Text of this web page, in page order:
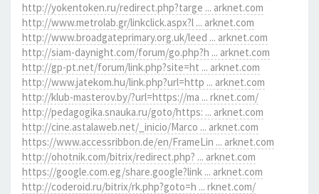
http://yokentoken.ru/redirect.php?targe ... arknet.com
http://www.metrolab.gr/linkclick.aspx?l ... arknet.com
http://www.broadgateprimary.org.uk/leed ... arknet.com
http://siam-daynight.com/forum/go.php?h ... arknet.com
http://gp-pt.net/forum/link.php?site=ht ... arknet.com
http://www.jatekom.hu/link.php?url=http ... arknet.com
http://klub-masterov.by/?url=https://ma ... rknet.com/
http://pedagogika.snauka.ru/goto/https: ... arknet.com
http://cine.astalaweb.net/_inicio/Marco ... arknet.com
https://www.accessribbon.de/en/FrameLin ... arknet.com
http://ohotnik.com/bitrix/redirect.php? ... arknet.com
https://google.com.eg/share.google?link ... arknet.com
http://coderoid.ru/bitrix/rk.php?goto=h ... rknet.com/